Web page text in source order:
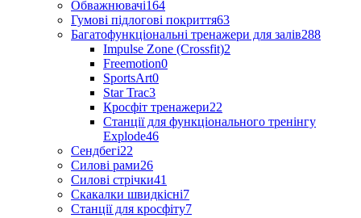
Обважнювачі164
Гумові підлогові покриття63
Багатофункціональні тренажери для залів288
Impulse Zone (Crossfit)2
Freemotion0
SportsArt0
Star Trac3
Кросфіт тренажери22
Станції для функціонального тренінгу
Explode46
Сендбегі22
Силові рами26
Силові стрічки41
Скакалки швидкісні7
Станції для кросфіту7